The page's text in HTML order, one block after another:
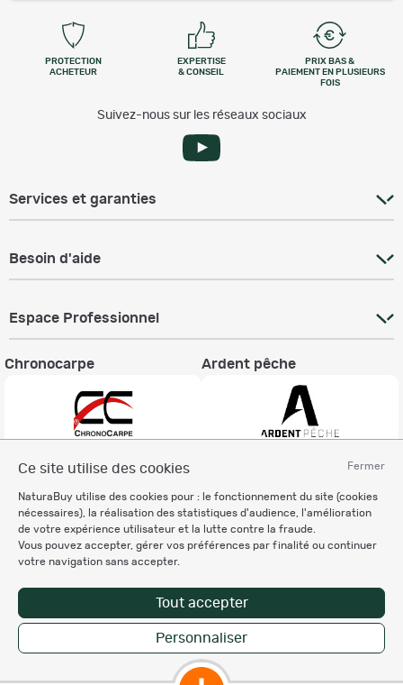
Fermer
Ce site utilise des cookies
NaturaBuy utilise des cookies pour : le fonctionnement du site (cookies
nécessaires), la réalisation des statistiques d'audience, l'amélioration
de votre expérience utilisateur et la lutte contre la fraude.
Vous pouvez accepter, gérer vos préférences par finalité ou continuer
votre navigation sans accepter.
Tout accepter
Personnaliser
PROTECTION
ACHETEUR
EXPERTISE
& CONSEIL
PRIX BAS &
PAIEMENT EN PLUSIEURS
FOIS
Suivez-nous sur les réseaux sociaux
Services et garanties
Besoin d'aide
Espace Professionnel
Chronocarpe Ardent pêche
Charte éthique
Mentions légales
Règlement & Conditions d'utilisation
Politique de protection
des données personnelles
Personnalisation des cookies
Copyright © 2007-2026 NaturaBuy. Tous droits réservés. N°CNIL: 1239459.
Les marques commerciales mentionnées appartiennent à leurs propriétaires